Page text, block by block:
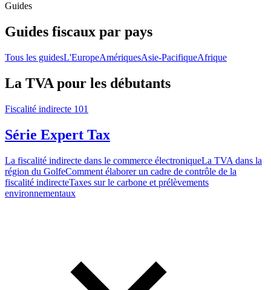
Guides
Guides fiscaux par pays
Tous les guidesL'EuropeAmériquesAsie-PacifiqueAfrique
La TVA pour les débutants
Fiscalité indirecte 101
Série Expert Tax
La fiscalité indirecte dans le commerce électroniqueLa TVA dans la
région du GolfeComment élaborer un cadre de contrôle de la
fiscalité indirecteTaxes sur le carbone et prélèvements
environnementaux